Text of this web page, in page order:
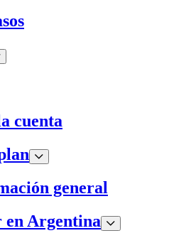
cuenta
general
en Argentina